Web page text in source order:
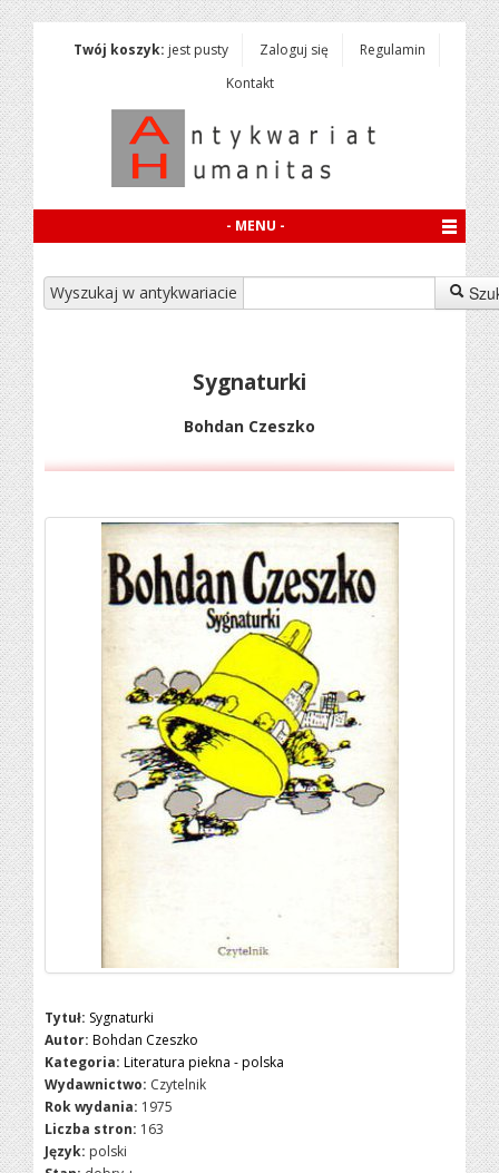
Twój koszyk: jest pusty Zaloguj się
Regulamin
Kontakt
- MENU -
Wyszukaj w antykwariacie
Sygnaturki
Bohdan Czeszko
Tytuł: Sygnaturki
Autor: Bohdan Czeszko
Kategoria: Literatura piekna - polska
Wydawnictwo: Czytelnik
Rok wydania: 1975
Liczba stron: 163
Język: polski